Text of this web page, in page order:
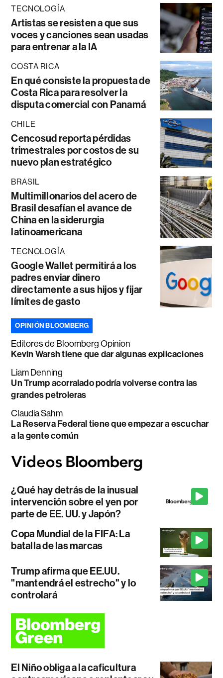
TECNOLOGÍA
Artistas se resisten a que sus
voces y canciones sean usadas
para entrenar a la IA
COSTA RICA
En qué consiste la propuesta de
Costa Rica para resolver la
disputa comercial con Panamá
CHILE
Cencosud reporta pérdidas
trimestrales por costos de su
nuevo plan estratégico
BRASIL
Multimillonarios del acero de
Brasil desafían el avance de
China en la siderurgia
latinoamericana
TECNOLOGÍA
Google Wallet permitirá a los
padres enviar dinero
directamente a sus hijos y fijar
límites de gasto
OPINIÓN BLOOMBERG
Editores de Bloomberg Opinion
Kevin Warsh tiene que dar algunas explicaciones
Liam Denning
Un Trump acorralado podría volverse contra las
grandes petroleras
Claudia Sahm
La Reserva Federal tiene que empezar a escuchar
a la gente común
¿Qué hay detrás de la inusual
intervención sobre el yen por
parte de EE. UU. y Japón?
Copa Mundial de la FIFA: La
batalla de las marcas
Trump afirma que EE.UU.
"mantendrá el estrecho" y lo
controlará
El Niño obliga a la caficultura